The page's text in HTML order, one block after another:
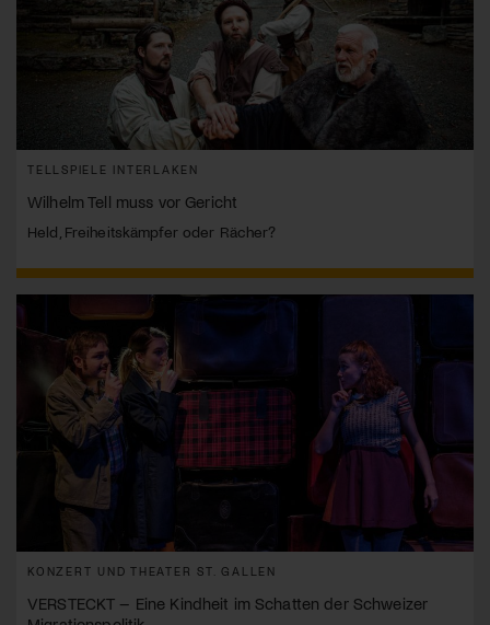
TELLSPIELE INTERLAKEN
Wilhelm Tell muss vor Gericht
Held, Freiheitskämpfer oder Rächer?
KONZERT UND THEATER ST. GALLEN
VERSTECKT – Eine Kindheit im Schatten der Schweizer